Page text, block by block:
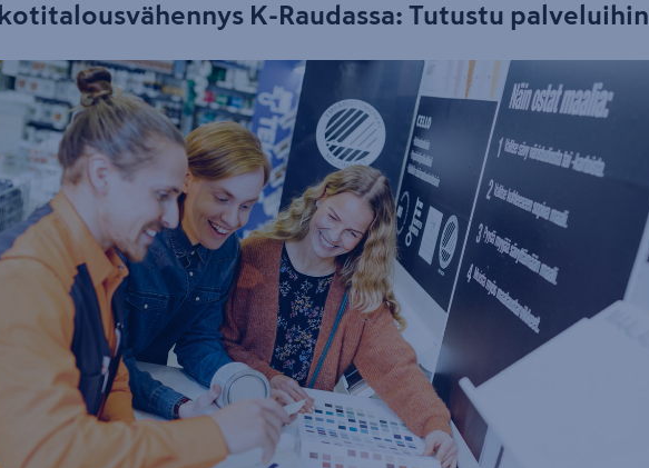
K-Raudassa: Tutustu palveluihin